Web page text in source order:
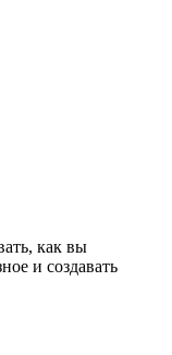
как вы
и создавать